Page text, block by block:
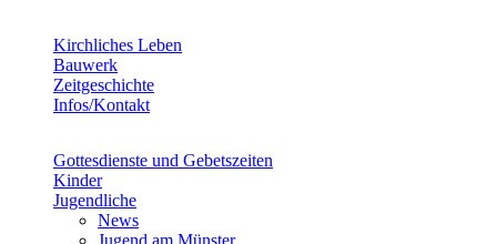
Kirchliches Leben
Bauwerk
Zeitgeschichte
Infos/Kontakt
Gottesdienste und Gebetszeiten
Kinder
Jugendliche
News
Jugend am Münster